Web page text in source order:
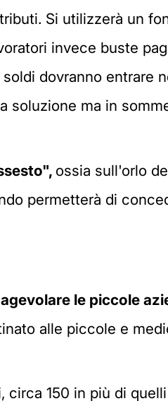
Si utilizzerà un
invece buste
dovranno entrare
soluzione ma in
ossia sull'orlo
permetterà di
le piccole
alle piccole e
circa 150 in più di